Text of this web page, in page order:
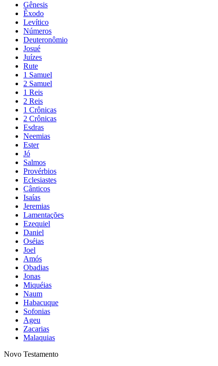
Gênesis
Êxodo
Levítico
Números
Deuteronômio
Josué
Juízes
Rute
1 Samuel
2 Samuel
1 Reis
2 Reis
1 Crônicas
2 Crônicas
Esdras
Neemias
Ester
Jó
Salmos
Provérbios
Eclesiastes
Cânticos
Isaías
Jeremias
Lamentações
Ezequiel
Daniel
Oséias
Joel
Amós
Obadias
Jonas
Miquéias
Naum
Habacuque
Sofonias
Ageu
Zacarias
Malaquias
Novo Testamento